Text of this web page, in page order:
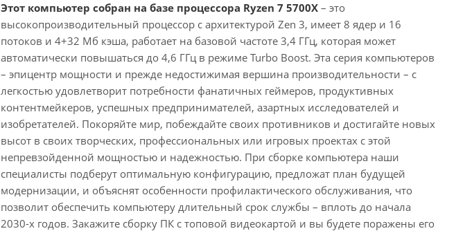
Этот компьютер собран на базе процессора Ryzen 7 5700X – это
высокопроизводительный процессор с архитектурой Zen 3, имеет 8 ядер и 16
потоков и 4+32 Мб кэша, работает на базовой частоте 3,4 ГГц, которая может
автоматически повышаться до 4,6 ГГц в режиме Turbo Boost. Эта серия компьютеров
– эпицентр мощности и прежде недостижимая вершина производительности – с
легкостью удовлетворит потребности фанатичных геймеров, продуктивных
контентмейкеров, успешных предпринимателей, азартных исследователей и
изобретателей. Покоряйте мир, побеждайте своих противников и достигайте новых
высот в своих творческих, профессиональных или игровых проектах с этой
непревзойденной мощностью и надежностью. При сборке компьютера наши
специалисты подберут оптимальную конфигурацию, предложат план будущей
модернизации, и объяснят особенности профилактического обслуживания, что
позволит обеспечить компьютеру длительный срок службы – вплоть до начала
2030-х годов. Закажите сборку ПК с топовой видеокартой и вы будете поражены его